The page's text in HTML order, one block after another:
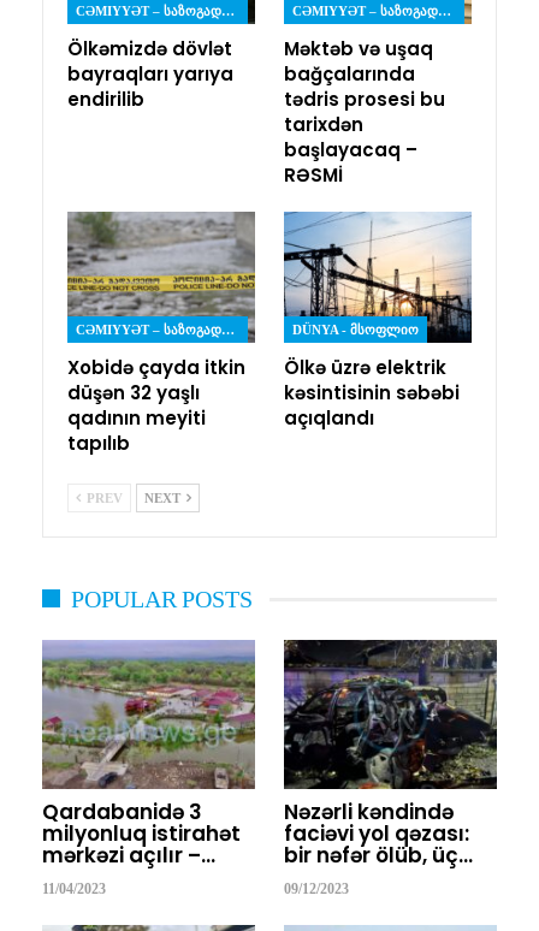
CƏMIYYƏT – ᲡᲐᲖᲝᲒᲐᲓᲝᲔᲑᲐ
Ölkəmizdə dövlət
bayraqları yarıya
endirilib
CƏMIYYƏT – ᲡᲐᲖᲝᲒᲐᲓᲝᲔᲑᲐ
Məktəb və uşaq
bağçalarında
tədris prosesi bu
tarixdən
başlayacaq –
RƏSMİ
CƏMIYYƏT – ᲡᲐᲖᲝᲒᲐᲓᲝᲔᲑᲐ
Xobidə çayda itkin
düşən 32 yaşlı
qadının meyiti
tapılıb
DÜNYA - ᲛᲡᲝᲤᲚᲘᲝ
Ölkə üzrə elektrik
kəsintisinin səbəbi
açıqlandı
PREV NEXT
POPULAR POSTS
Qardabanidə 3
milyonluq istirahət
mərkəzi açılır –…
11/04/2023
Nəzərli kəndində
faciəvi yol qəzası:
bir nəfər ölüb, üç…
09/12/2023